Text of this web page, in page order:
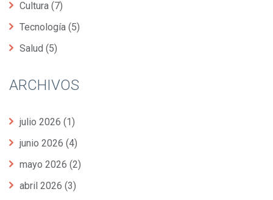
Cultura (7)
Tecnología (5)
Salud (5)
ARCHIVOS
julio 2026 (1)
junio 2026 (4)
mayo 2026 (2)
abril 2026 (3)